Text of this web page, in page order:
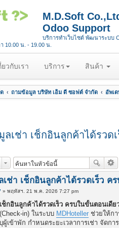
M.D.Soft
Odoo Support
บริการทำเว็บไซต์ พัฒนาระบบ
10.00 น. - 19.00 น.
ยวกับเรา บริการ สินค้า
ถามข้อมูล บริษัท เอ็ม ดี ซอฟต์ จำกัด อัพเ
ลเช่า เช็กอินลูกค้าได้รว
เช่า เช็กอินลูกค้าได้รวดเร็ว
» พฤหัสฯ. 21 พ.ค. 2026 7:27 pm
ช็กอินลูกค้าได้รวดเร็ว ครบในขั้นตอนเดี
in) ในระบบ MDHoteller ช่วยให้ก
ผู้เข้าพัก กำหนดระยะเวลาการเช่า จัด